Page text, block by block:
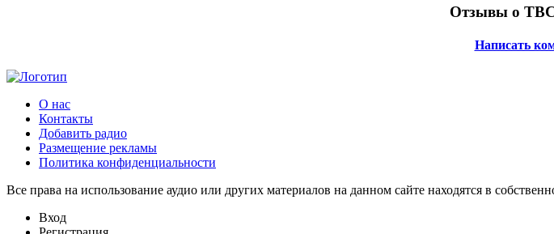
Отзывы о
Написать
О нас
Контакты
Добавить радио
Размещение рекламы
Политика конфиденциальности
Все права на использование аудио или других материалов на данном сайте находятся в
Вход